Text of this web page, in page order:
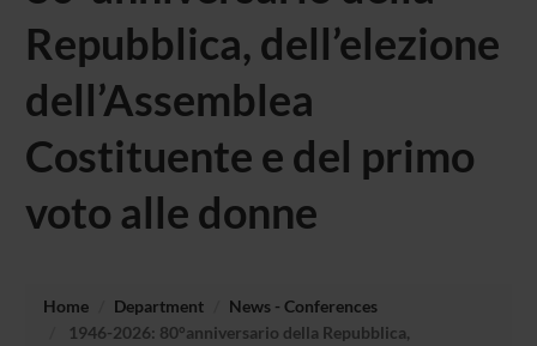
Repubblica, dell’elezione
dell’Assemblea
Costituente e del primo
voto alle donne
Home Department
News - Conferences
1946-2026: 80°anniversario della Repubblica,